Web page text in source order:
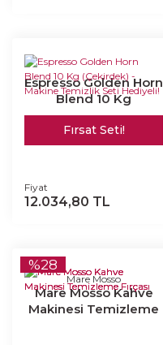
Espresso Golden Horn
Blend 10 Kg
(Çekirdek) - Makine
Temizlik Seti Hediyeli!
Fırsat Seti!
Fiyat
12.034,80 TL
%28
Mare Mosso
Mare Mosso Kahve
Makinesi Temizleme